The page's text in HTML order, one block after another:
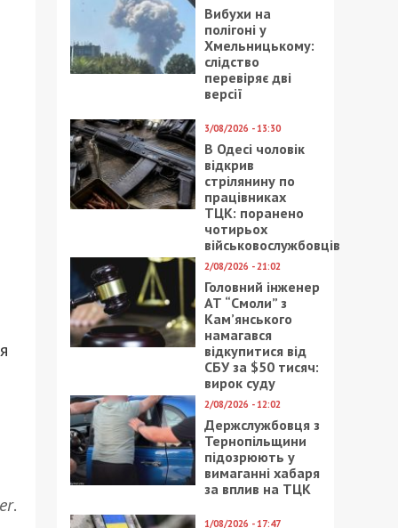
.
Вибухи на
полігоні у
Хмельницькому:
слідство
перевіряє дві
версії
3/08/2026 - 13:30
В Одесі чоловік
відкрив
стрілянину по
працівниках
ТЦК: поранено
чотирьох
військовослужбовців
2/08/2026 - 21:02
Головний інженер
АТ “Смоли” з
Кам’янського
намагався
відкупитися від
СБУ за $50 тисяч:
вирок суду
2/08/2026 - 12:02
Держслужбовця з
Тернопільщини
підозрюють у
вимаганні хабаря
за вплив на ТЦК
1/08/2026 - 17:47